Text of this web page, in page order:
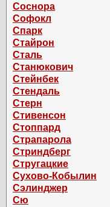
Соснора
Софокл
Спарк
Стайрон
Сталь
Станюкович
Стейнбек
Стендаль
Стерн
Стивенсон
Стоппард
Страпарола
Стриндберг
Стругацкие
Сухово-Кобылин
Сэлинджер
Сю